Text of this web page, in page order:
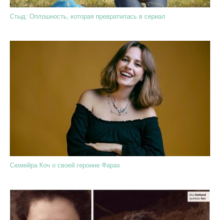
Стыд: Оплошность, которая превратилась в сериал
Сюмейра Коч о своей героине Фарах